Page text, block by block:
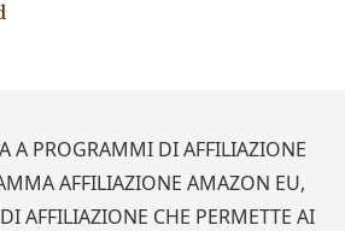
A PROGRAMMI DI AFFILIAZIONE
AFFILIAZIONE AMAZON EU,
AFFILIAZIONE CHE PERMETTE AI